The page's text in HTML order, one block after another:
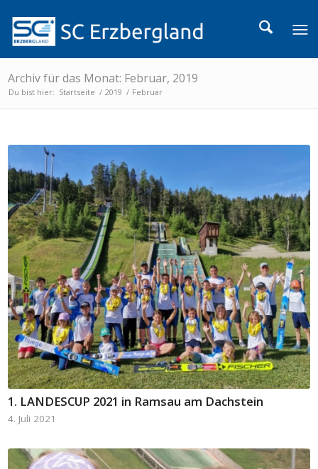
Archiv für das Monat: Februar, 2019
Du bist hier: Startseite / 2019 / Februar
1. LANDESCUP 2021 in Ramsau am Dachstein
4. Juli 2021